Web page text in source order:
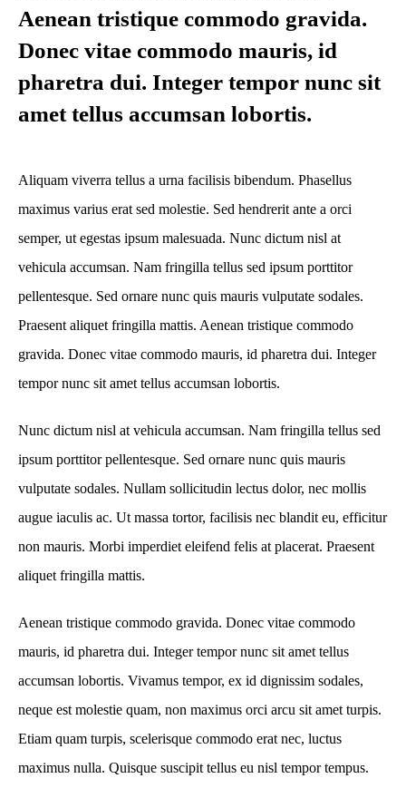
Aenean tristique commodo gravida.
Donec vitae commodo mauris, id
pharetra dui. Integer tempor nunc sit
amet tellus accumsan lobortis.
Aliquam viverra tellus a urna facilisis bibendum. Phasellus
maximus varius erat sed molestie. Sed hendrerit ante a orci
semper, ut egestas ipsum malesuada. Nunc dictum nisl at
vehicula accumsan. Nam fringilla tellus sed ipsum porttitor
pellentesque. Sed ornare nunc quis mauris vulputate sodales.
Praesent aliquet fringilla mattis. Aenean tristique commodo
gravida. Donec vitae commodo mauris, id pharetra dui. Integer
tempor nunc sit amet tellus accumsan lobortis.
Nunc dictum nisl at vehicula accumsan. Nam fringilla tellus sed
ipsum porttitor pellentesque. Sed ornare nunc quis mauris
vulputate sodales. Nullam sollicitudin lectus dolor, nec mollis
augue iaculis ac. Ut massa tortor, facilisis nec blandit eu, efficitur
non mauris. Morbi imperdiet eleifend felis at placerat. Praesent
aliquet fringilla mattis.
Aenean tristique commodo gravida. Donec vitae commodo
mauris, id pharetra dui. Integer tempor nunc sit amet tellus
accumsan lobortis. Vivamus tempor, ex id dignissim sodales,
neque est molestie quam, non maximus orci arcu sit amet turpis.
Etiam quam turpis, scelerisque commodo erat nec, luctus
maximus nulla. Quisque suscipit tellus eu nisl tempor tempus.